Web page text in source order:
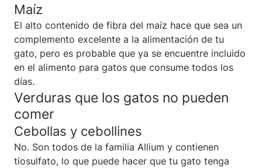
Maíz
El alto contenido de fibra del maíz hace que sea un
complemento excelente a la alimentación de tu
gato, pero es probable que ya se encuentre incluido
en el alimento para gatos que consume todos los
días.
Verduras que los gatos no pueden
comer
Cebollas y cebollines
No. Son todos de la familia Allium y contienen
tiosulfato, lo que puede hacer que tu gato tenga